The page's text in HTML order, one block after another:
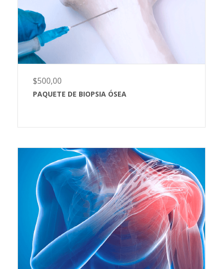
$500,00
PAQUETE DE BIOPSIA ÓSEA